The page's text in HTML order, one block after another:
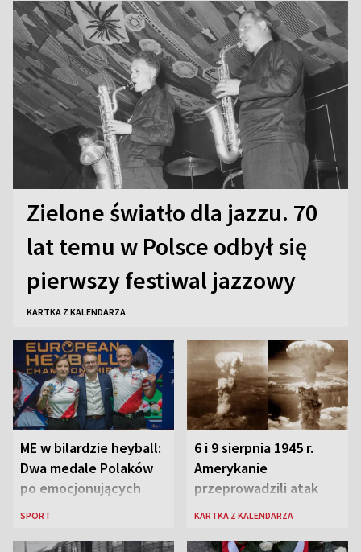
Zielone światło dla jazzu. 70
lat temu w Polsce odbył się
pierwszy festiwal jazzowy
KARTKA Z KALENDARZA
ME w bilardzie heyball:
Dwa medale Polaków
po emocjonujących
finałach w Kielcach
SPORT
6 i 9 sierpnia 1945 r.
Amerykanie
przeprowadzili atak
atomowy na Hiroszimę
KARTKA Z KALENDARZA